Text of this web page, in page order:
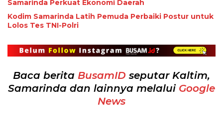
Samarinda Perkuat Ekonomi Daerah
Kodim Samarinda Latih Pemuda Perbaiki Postur untuk
Lolos Tes TNI-Polri
Baca berita BusamID seputar Kaltim,
Samarinda dan lainnya melalui Google
News